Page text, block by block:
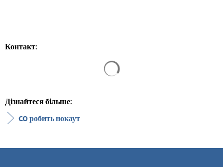
Контакт:
Дізнайтеся більше:
CO робить нокаут